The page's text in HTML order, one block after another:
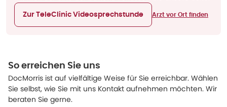
Zur TeleClinic Videosprechstunde Arzt vor Ort finden
So erreichen Sie uns
DocMorris ist auf vielfältige Weise für Sie erreichbar. Wählen
Sie selbst, wie Sie mit uns Kontakt aufnehmen möchten. Wir
beraten Sie gerne.